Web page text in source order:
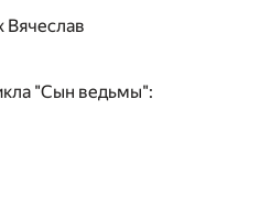
"Сын ведьмы":